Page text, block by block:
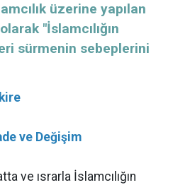
üzerine yapılan
"İslamcılığın
sürmenin sebeplerini
ve Değişim
ve ısrarla İslamcılığın